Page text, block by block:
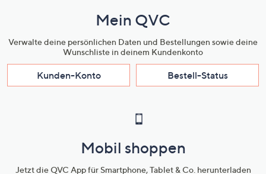
Mein QVC
Verwalte deine persönlichen Daten und Bestellungen sowie deine
Wunschliste in deinem Kundenkonto
Kunden-Konto Bestell-Status
Mobil shoppen
Jetzt die QVC App für Smartphone, Tablet & Co. herunterladen